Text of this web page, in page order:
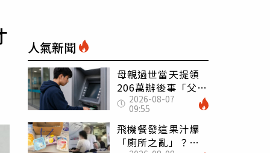
人氣新聞
母親過世當天提領
206萬辦後事「父子
遭判刑」 律師：
搶錢先下手是罪
2026-08-07
09:55
飛機餐發這果汁爆
「廁所之亂」？乘